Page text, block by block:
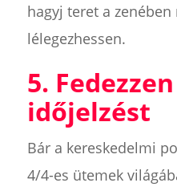
hagyj teret a
lélegezhessen.
5.
időjelzést
Bár a kereskedelmi
4/4-es ütemek